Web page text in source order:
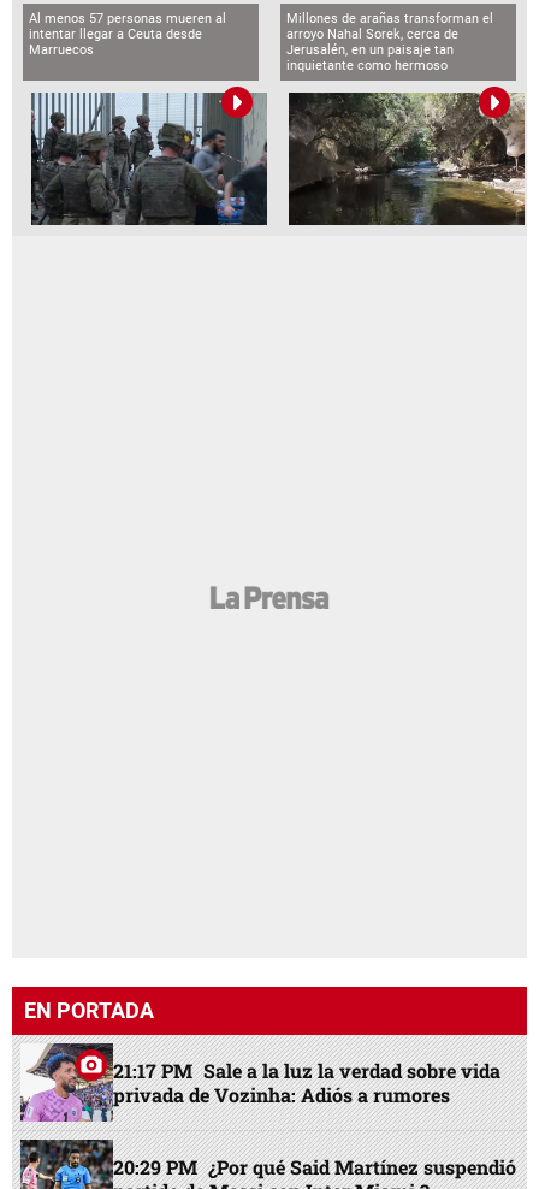
Al menos 57 personas mueren al
intentar llegar a Ceuta desde
Marruecos
Millones de arañas transforman el
arroyo Nahal Sorek, cerca de
Jerusalén, en un paisaje tan
inquietante como hermoso
EN PORTADA
21:17 PM Sale a la luz la verdad sobre vida
privada de Vozinha: Adiós a rumores
20:29 PM ¿Por qué Said Martínez suspendió